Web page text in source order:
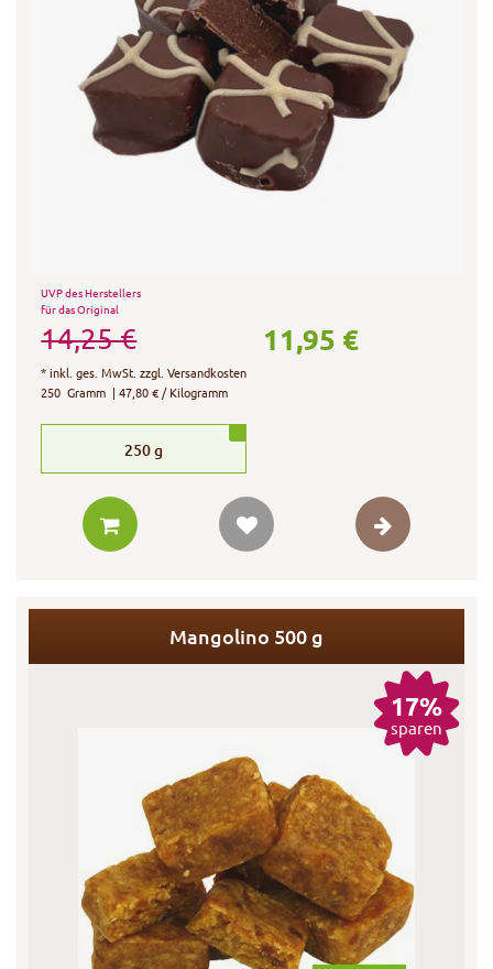
UVP des Herstellers
für das Original
14,25 € 11,95 €
*inkl. ges. MwSt. zzgl.Versandkosten
250 Gramm | 47,80 € / Kilogramm
250g
Mangolino 500 g
17%
sparen